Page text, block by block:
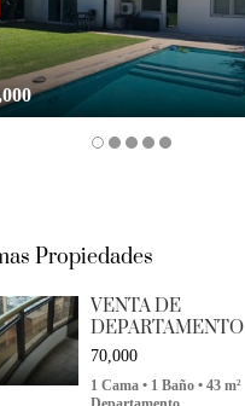
Propiedades
VENTA DE
DEPARTAMENTO
70,000
1 Cama • 1 Baño • 43 m²